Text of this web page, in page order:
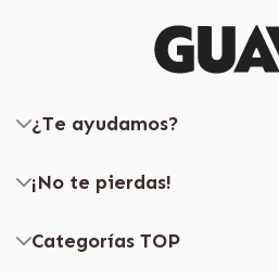
¿Te ayudamos?
¡No te pierdas!
Categorías TOP